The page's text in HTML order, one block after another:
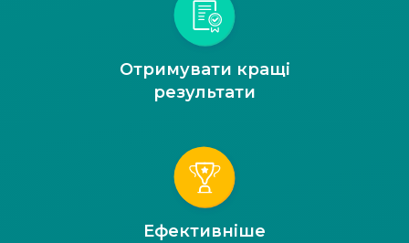
Отримувати кращі
результати
Ефективніше